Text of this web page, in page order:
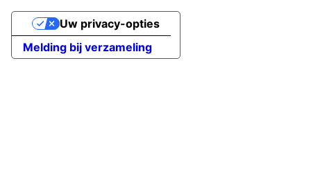
Melding bij verzameling
Uw privacy-opties